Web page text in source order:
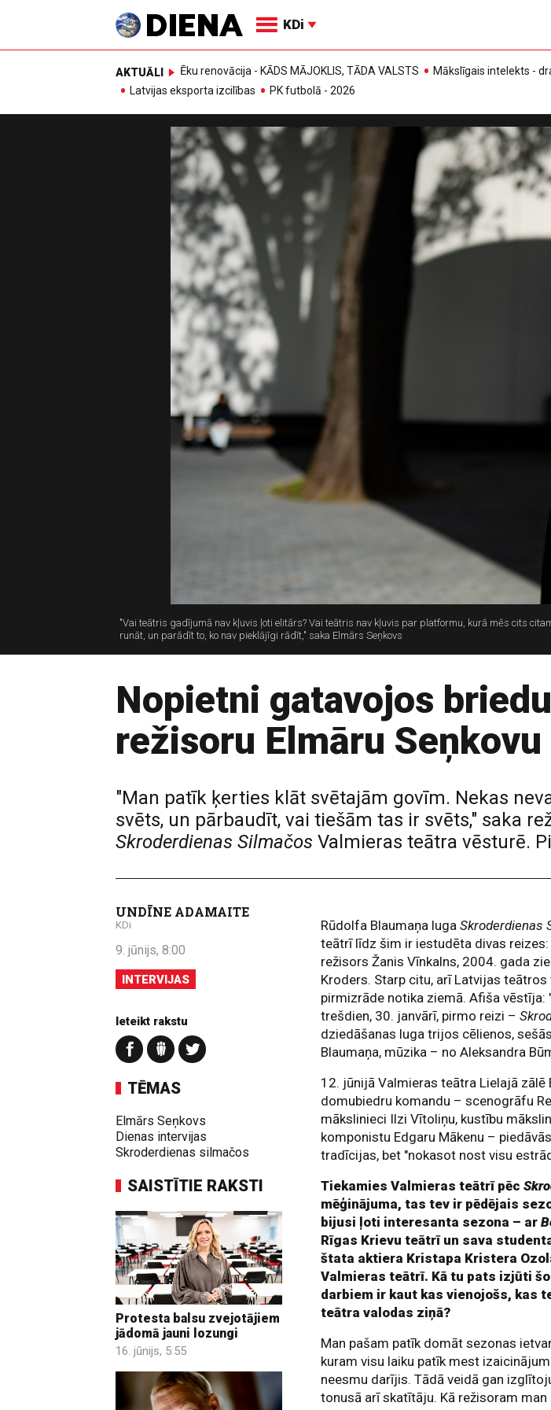
KDi
AKTUĀLI Ēku renovācija - KĀDS MĀJOKLIS, TĀDA VALSTS
Mākslīgais intelekts -
Latvijas eksporta izcilības
PK futbolā - 2026
"Vai teātris gadījumā nav kļuvis ļoti elitārs? Vai teātris nav kļuvis par platformu, kurā mēs cits
runāt, un parādīt to, ko nav pieklājīgi rādīt," saka Elmārs Seņkovs
Nopietni gatavojos
režisoru Elmāru Seņkovu
"Man patīk ķerties klāt svētajām govīm. Nekas
svēts, un pārbaudīt, vai tiešām tas ir svēts," saka
Skroderdienas Silmačos Valmieras teātra vēsturē.
UNDĪNE ADAMAITE
KDi
9. jūnijs, 8:00
INTERVIJAS
Ieteikt rakstu
TĒMAS
Elmārs Seņkovs
Dienas intervijas
Skroderdienas silmačos
SAISTĪTIE RAKSTI
Protesta balsu zvejotājiem
jādomā jauni lozungi
16. jūnijs, 5:55
Rūdolfa Blaumaņa lugaSkroderdienas
teātrī līdz šim ir iestudēta divas
režisors Žanis Vīnkalns, 2004. gada
Kroders. Starp citu, arī Latvijas
pirmizrāde notika ziemā. Afiša vēstīja:
trešdien, 30. janvārī, pirmo reizi –
dziedāšanas luga trijos cēlienos,
Blaumaņa, mūzika – no Aleksandra
12. jūnijā Valmieras teātra Lielajā zālē
domubiedru komandu – scenogrāfu
mākslinieci Ilzi Vītoliņu, kustību
komponistu Edgaru Mākenu –
tradīcijas, bet "nokasot nost visu
Tiekamies Valmieras teātrī pēc
mēģinājuma, tas tev ir pēdējais
bijusi ļoti interesanta sezona – ar
Rīgas Krievu teātrī un sava
štata aktiera Kristapa Kristera
Valmieras teātrī. Kā tu pats izjūti
darbiem ir kaut kas vienojošs, kas
teātra valodas ziņā?
Man pašam patīk domāt sezonas
kuram visu laiku patīk mest
neesmu darījis. Tādā veidā gan
tonusā arī skatītāju. Kā režisoram